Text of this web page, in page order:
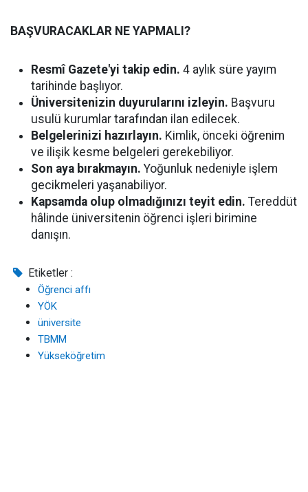
BAŞVURACAKLAR NE YAPMALI?
Resmî Gazete'yi takip edin. 4 aylık süre yayım
tarihinde başlıyor.
Üniversitenizin duyurularını izleyin. Başvuru
usulü kurumlar tarafından ilan edilecek.
Belgelerinizi hazırlayın. Kimlik, önceki öğrenim
ve ilişik kesme belgeleri gerekebiliyor.
Son aya bırakmayın. Yoğunluk nedeniyle işlem
gecikmeleri yaşanabiliyor.
Kapsamda olup olmadığınızı teyit edin. Tereddüt
hâlinde üniversitenin öğrenci işleri birimine
danışın.
Etiketler :
Öğrenci affı
YÖK
üniversite
TBMM
Yükseköğretim